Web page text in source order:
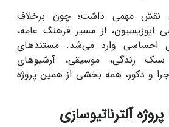
نقش مهمی داشت؛ چون برخلاف
اپوزیسیون، از مسیر فرهنگ عامه،
احساسی وارد می‌شد. مستند‌های
سبک زندگی، موسیقی، آرشیو‌های
و دکور، همه بخشی از همین پروژه
آلترناتیوسازی